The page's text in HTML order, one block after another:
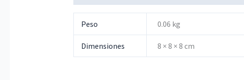
Peso 0.06 kg
Dimensiones 8 × 8 × 8 cm